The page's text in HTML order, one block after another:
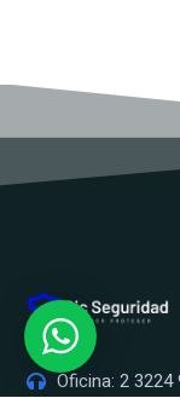
Oficina: 2 3224